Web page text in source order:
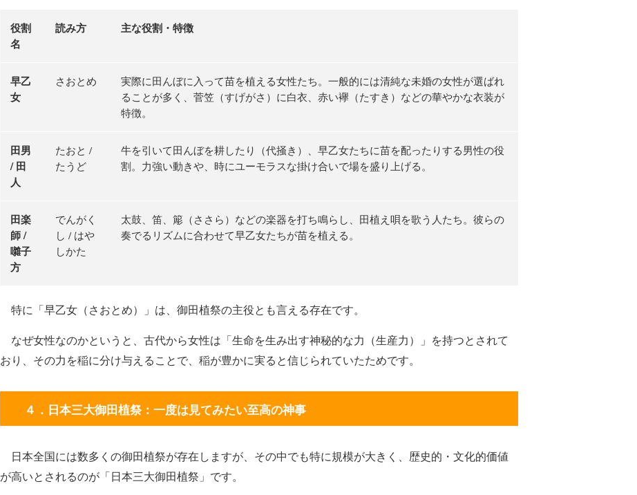
役割
名
読み方 主な役割・特徴
早乙
女
さおとめ
実際に田んぼに入って苗を植える女性たち。一般的には清純な未婚の女性が選ばれ
ることが多く、菅笠（すげがさ）に白衣、赤い襷（たすき）などの華やかな衣装が
特徴。
田男
/ 田
人
たおと /
たうど
牛を引いて田んぼを耕したり（代掻き）、早乙女たちに苗を配ったりする男性の役
割。力強い動きや、時にユーモラスな掛け合いで場を盛り上げる。
田楽
師 /
囃子
方
でんがく
し / はや
しかた
太鼓、笛、簓（ささら）などの楽器を打ち鳴らし、田植え唄を歌う人たち。彼らの
奏でるリズムに合わせて早乙女たちが苗を植える。
特に「早乙女（さおとめ）」は、御田植祭の主役とも言える存在です。
なぜ女性なのかというと、古代から女性は「生命を生み出す神秘的な力（生産力）」を持つとされて
おり、その力を稲に分け与えることで、稲が豊かに実ると信じられていたためです。
４．日本三大御田植祭：一度は見てみたい至高の神事
日本全国には数多くの御田植祭が存在しますが、その中でも特に規模が大きく、歴史的・文化的価値
が高いとされるのが「日本三大御田植祭」です。